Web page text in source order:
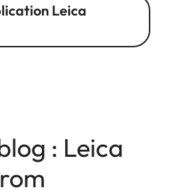
Leica
: Leica